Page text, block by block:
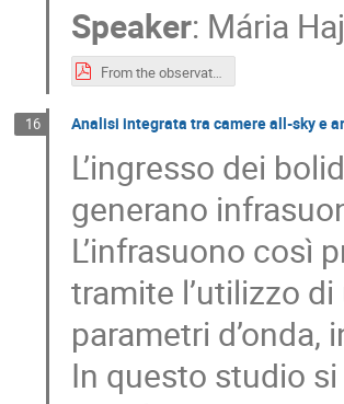
Speaker: Mária
From the observations of meteors to the origin of meteoroids.pdf
16 Analisi integrata tra camere all-sky e
L’ingresso dei
generano
L’infrasuono così
tramite l’utilizzo
parametri
In questo studio